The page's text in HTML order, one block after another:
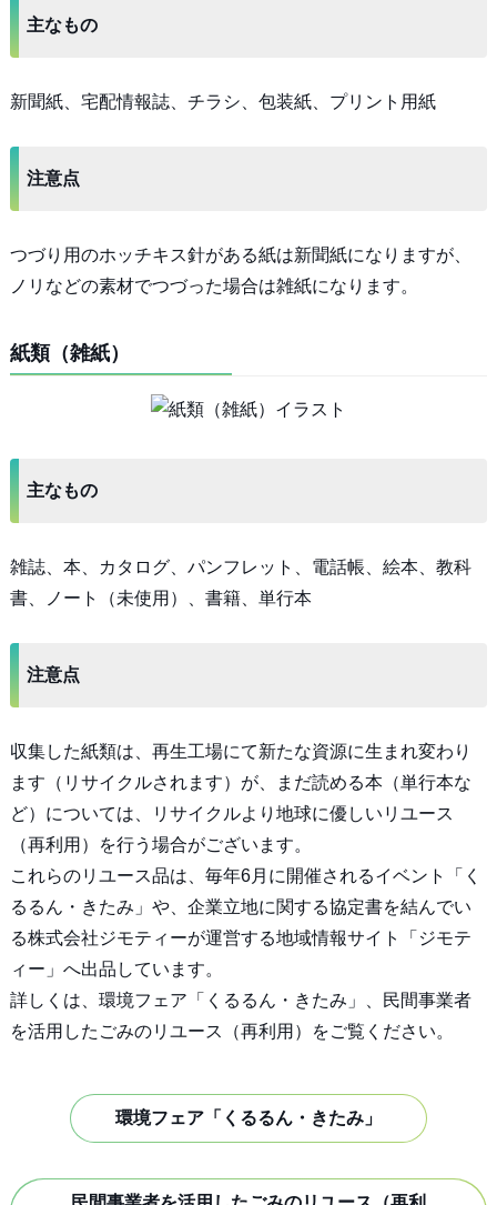
主なもの
新聞紙、宅配情報誌、チラシ、包装紙、プリント用紙
注意点
つづり用のホッチキス針がある紙は新聞紙になりますが、
ノリなどの素材でつづった場合は雑紙になります。
紙類（雑紙）
主なもの
雑誌、本、カタログ、パンフレット、電話帳、絵本、教科
書、ノート（未使用）、書籍、単行本
注意点
収集した紙類は、再生工場にて新たな資源に生まれ変わり
ます（リサイクルされます）が、まだ読める本（単行本な
ど）については、リサイクルより地球に優しいリユース
（再利用）を行う場合がございます。
これらのリユース品は、毎年6月に開催されるイベント「く
るるん・きたみ」や、企業立地に関する協定書を結んでい
る株式会社ジモティーが運営する地域情報サイト「ジモテ
ィー」へ出品しています。
詳しくは、環境フェア「くるるん・きたみ」、民間事業者
を活用したごみのリユース（再利用）をご覧ください。
環境フェア「くるるん・きたみ」